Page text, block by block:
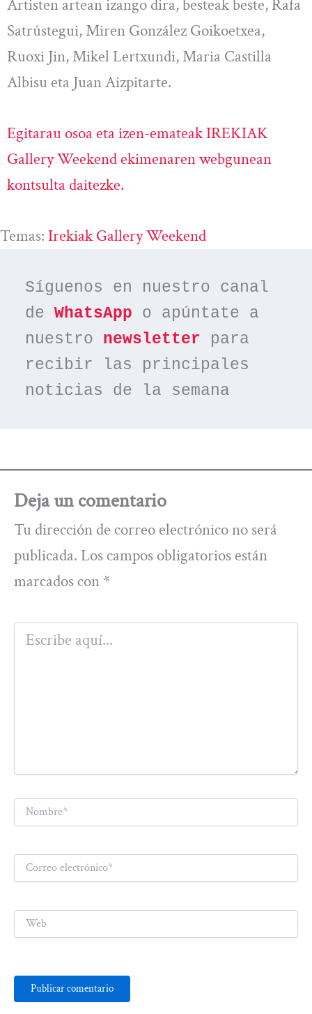
Artisten artean izango dira, besteak beste, Rafa
Satrústegui, Miren González Goikoetxea,
Ruoxi Jin, Mikel Lertxundi, Maria Castilla
Albisu eta Juan Aizpitarte.
Egitarau osoa eta izen-emateak IREKIAK
Gallery Weekend ekimenaren webgunean
kontsulta daitezke.
Temas: Irekiak Gallery Weekend
Síguenos en nuestro canal
de WhatsApp o apúntate a
nuestro newsletter para
recibir las principales
noticias de la semana
Deja un comentario
Tu dirección de correo electrónico no será
publicada. Los campos obligatorios están
marcados con *
Escribe
aquí...
Nombre*
Correo
electrónico*
Web